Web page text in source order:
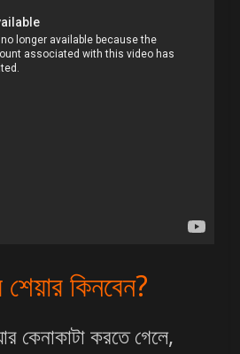
শেয়ার কিনবেন?
কেনাকাটা করতে গেলে,